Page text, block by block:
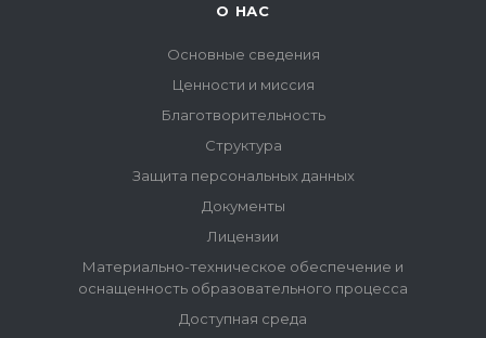
О НАС
Основные сведения
Ценности и миссия
Благотворительность
Структура
Защита персональных данных
Документы
Лицензии
Материально-техническое обеспечение и
оснащенность образовательного процесса
Доступная среда